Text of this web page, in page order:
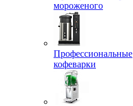
мороженого
Профессиональные
кофеварки